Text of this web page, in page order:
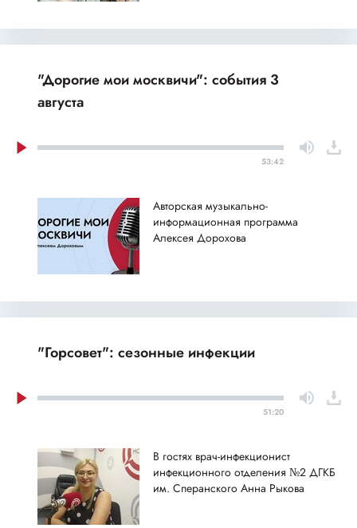
"Дорогие мои москвичи": события 3
августа
53:42
Авторская музыкально-
информационная программа
Алексея Дорохова
"Горсовет": сезонные инфекции
51:20
В гостях врач-инфекционист
инфекционного отделения №2 ДГКБ
им. Сперанского Анна Рыкова